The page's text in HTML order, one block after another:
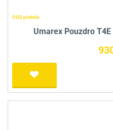
CO2 pistole
Umarex Pouzdro